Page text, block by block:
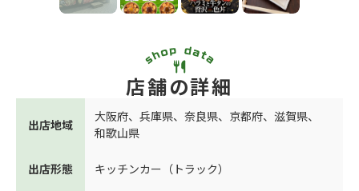
店舗の詳細
出店地域
大阪府、 兵庫県、 奈良県、 京都府、 滋賀県、
和歌山県
出店形態 キッチンカー（トラック）